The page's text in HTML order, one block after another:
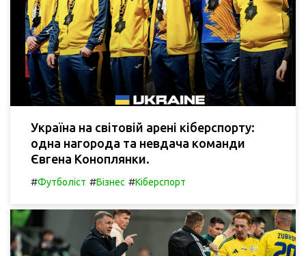
Україна на світовій арені кіберспорту:
одна нагорода та невдача команди
Євгена Коноплянки.
#Футболіст #Бізнес #Кіберспорт